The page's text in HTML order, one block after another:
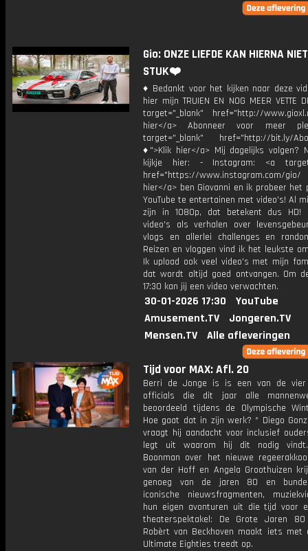
Gio: ONZE LIEFDE KAN HIERNA
STUK❤️
♦ Bedankt voor het kijken naar deze
hier mijn TRUIEN EN NOG MEER VETTE
target="_blank" href="http://
hier</a> Abonneer voor meer
target="_blank" href="http://bit.ly/
♦">Klik hier</a> Mij dagelijks volgen?
kijkje hier: - Instagram: <a
href="https://www.instagram.com/
hier</a> ben Giovanni en ik probeer het
YouTube te entertainen met video's! Al
zijn in 1080p, dat betekent dus HD!
video's als verhalen over
vlogs en allerlei challenges en
Reizen en vloggen vind ik het leukste
Ik upload ook veel video's met mijn
dat wordt altijd goed ontvangen. Om
17:30 kan jij een video verwachten.
30-01-2026 17:30
YouTube
Amusement.TV
Jongeren.TV
Mensen.TV
Alle afleveringen
Tijd voor MAX: Afl. 20
Berri de Jonge is is een van de vier
officials die dit jaar alle
beoordeeld tijdens de Olympische
Hoe gaat dat in zijn werk? * Diego
vraagt hij aandacht voor inclusief
legt uit waarom hij dit nodig
Boonman over het nieuwe
van der Hoff en Angela Groothuizen
genoeg van de jaren 80 en
iconische nieuwsfragmenten,
hun eigen avonturen uit die tijd voor
theaterspektakel: De Grote Jaren
Robèrt van Beckhoven maakt iets met
Ultimate Eighties treedt op.